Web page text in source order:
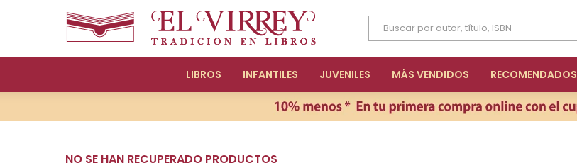
LIBROS INFANTILES JUVENILES MÁS VENDIDOS RECOMENDADOS
NO SE HAN RECUPERADO PRODUCTOS